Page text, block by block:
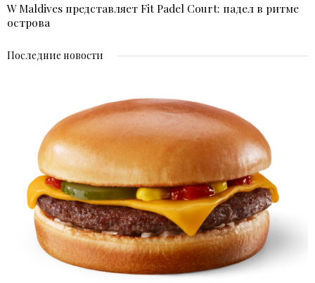
W Maldives представляет Fit Padel Court: падел в ритме
острова
Последние новости